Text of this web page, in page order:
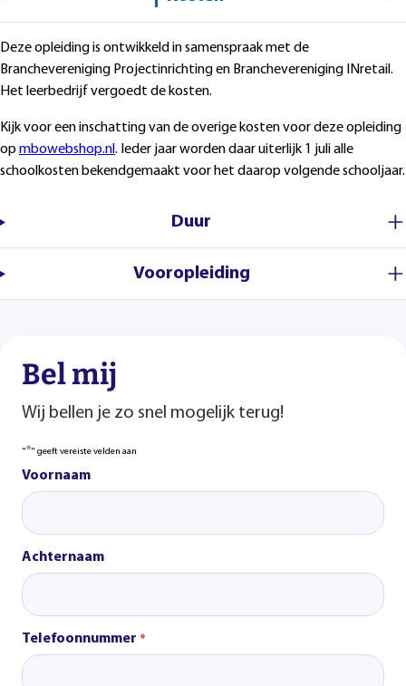
Deze opleiding is ontwikkeld in samenspraak met de
Branchevereniging Projectinrichting en Branchevereniging INretail.
Het leerbedrijf vergoedt de kosten.
Kijk voor een inschatting van de overige kosten voor deze opleiding
op mbowebshop.nl. Ieder jaar worden daar uiterlijk 1 juli alle
schoolkosten bekendgemaakt voor het daarop volgende schooljaar.
Duur
Vooropleiding
Bel mij
Wij bellen je zo snel mogelijk terug!
"*" geeft vereiste velden aan
Voornaam
Achternaam
Telefoonnummer *